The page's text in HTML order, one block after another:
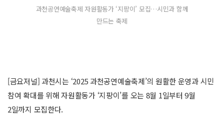
과천공연예술축제 자원활동가 ‘지팡이’ 모집…시민과 함께
만드는 축제
[금요저널] 과천시는 ‘2025 과천공연예술축제’의 원활한 운영과 시민
참여 확대를 위해 자원활동가 ‘지팡이’를 오는 8월 1일부터 9월
2일까지 모집한다.